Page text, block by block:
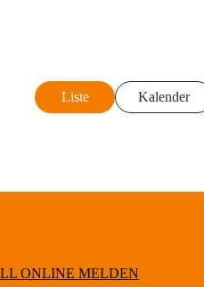
Liste Kalender
ONLINE MELDEN